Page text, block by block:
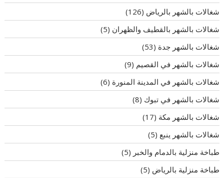
شغالات بالشهر بالرياض (126)
شغالات بالشهر بالقطيف والظهران (5)
شغالات بالشهر جدة (53)
شغالات بالشهر في القصيم (9)
شغالات بالشهر في المدينة المنورة (6)
شغالات بالشهر في تبوك (8)
شغالات بالشهر مكة (17)
شغالات بالشهر ينبع (5)
طباخة منزلية بالدمام والخبر (5)
طباخة منزلية بالرياض (5)